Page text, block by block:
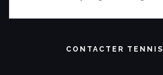
CONTACTER